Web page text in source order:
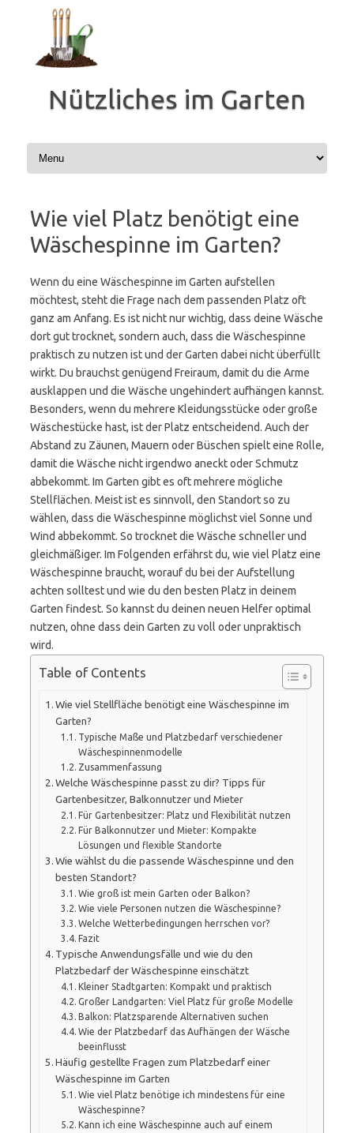
springen
Nützliches im Garten
Wie viel Platz benötigt eine
Wäschespinne im Garten?
Wenn du eine Wäschespinne im Garten aufstellen
möchtest, steht die Frage nach dem passenden Platz oft
ganz am Anfang. Es ist nicht nur wichtig, dass deine Wäsche
dort gut trocknet, sondern auch, dass die Wäschespinne
praktisch zu nutzen ist und der Garten dabei nicht überfüllt
wirkt. Du brauchst genügend Freiraum, damit du die Arme
ausklappen und die Wäsche ungehindert aufhängen kannst.
Besonders, wenn du mehrere Kleidungsstücke oder große
Wäschestücke hast, ist der Platz entscheidend. Auch der
Abstand zu Zäunen, Mauern oder Büschen spielt eine Rolle,
damit die Wäsche nicht irgendwo aneckt oder Schmutz
abbekommt. Im Garten gibt es oft mehrere mögliche
Stellflächen. Meist ist es sinnvoll, den Standort so zu
wählen, dass die Wäschespinne möglichst viel Sonne und
Wind abbekommt. So trocknet die Wäsche schneller und
gleichmäßiger. Im Folgenden erfährst du, wie viel Platz eine
Wäschespinne braucht, worauf du bei der Aufstellung
achten solltest und wie du den besten Platz in deinem
Garten findest. So kannst du deinen neuen Helfer optimal
nutzen, ohne dass dein Garten zu voll oder unpraktisch
wird.
Table of Contents
Wie viel Stellfläche benötigt eine Wäschespinne im
Garten?
Typische Maße und Platzbedarf verschiedener
Wäschespinnenmodelle
Zusammenfassung
Welche Wäschespinne passt zu dir? Tipps für
Gartenbesitzer, Balkonnutzer und Mieter
Für Gartenbesitzer: Platz und Flexibilität nutzen
Für Balkonnutzer und Mieter: Kompakte
Lösungen und flexible Standorte
Wie wählst du die passende Wäschespinne und den
besten Standort?
Wie groß ist mein Garten oder Balkon?
Wie viele Personen nutzen die Wäschespinne?
Welche Wetterbedingungen herrschen vor?
Fazit
Typische Anwendungsfälle und wie du den
Platzbedarf der Wäschespinne einschätzt
Kleiner Stadtgarten: Kompakt und praktisch
Großer Landgarten: Viel Platz für große Modelle
Balkon: Platzsparende Alternativen suchen
Wie der Platzbedarf das Aufhängen der Wäsche
beeinflusst
Häufig gestellte Fragen zum Platzbedarf einer
Wäschespinne im Garten
Wie viel Platz benötige ich mindestens für eine
Wäschespinne?
Kann ich eine Wäschespinne auch auf einem